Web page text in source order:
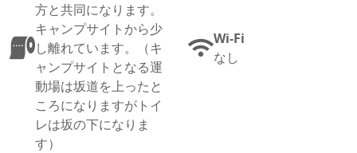
方と共同になります。
キャンプサイトから少
し離れています。（キ
ャンプサイトとなる運
動場は坂道を上ったと
ころになりますがトイ
レは坂の下になりま
す）
Wi-Fi
なし